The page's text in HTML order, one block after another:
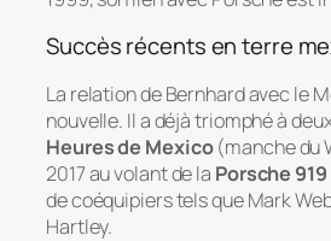
Succès récents en terre
La relation de Bernhard avec le
nouvelle. Il a déjà triomphé à
Heures de Mexico(manche du
2017 au volant de la Porsche
de coéquipiers tels que Mark
Hartley.